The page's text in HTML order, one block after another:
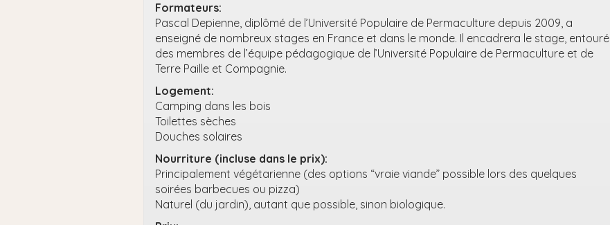
Formateurs:
Pascal Depienne, diplômé de l’Université Populaire de Permaculture depuis 2009, a
enseigné de nombreux stages en France et dans le monde. Il encadrera le stage, entouré
des membres de l’équipe pédagogique de l’Université Populaire de Permaculture et de
Terre Paille et Compagnie.
Logement:
Camping dans les bois
Toilettes sèches
Douches solaires
Nourriture (incluse dans le prix):
Principalement végétarienne (des options “vraie viande” possible lors des quelques
soirées barbecues ou pizza)
Naturel (du jardin), autant que possible, sinon biologique.